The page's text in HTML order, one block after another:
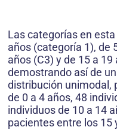
Las categorías en
años (categoría 1), de
años (C3) y de 15 a
demostrando así de
distribución unimodal,
de 0 a 4 años, 48
individuos de 10 a 14
pacientes entre los 15